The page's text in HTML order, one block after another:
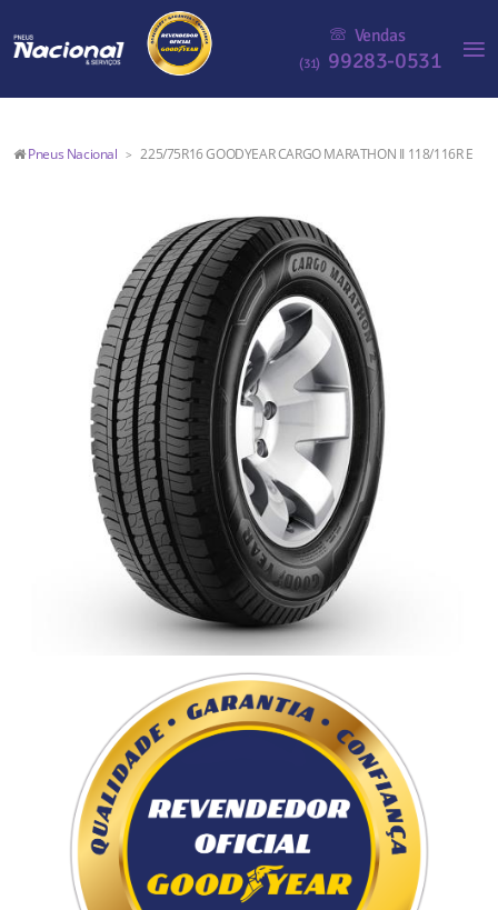
Vendas
(31) 99283-0531
Pneus Nacional > 225/75R16 GOODYEAR CARGO MARATHON II 118/116R E